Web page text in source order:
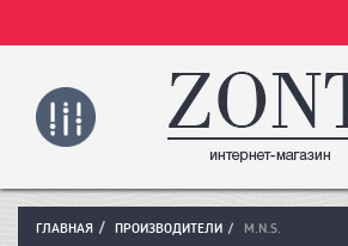
ГЛАВНАЯ ПРОИЗВОДИТЕЛИ M.N.S.